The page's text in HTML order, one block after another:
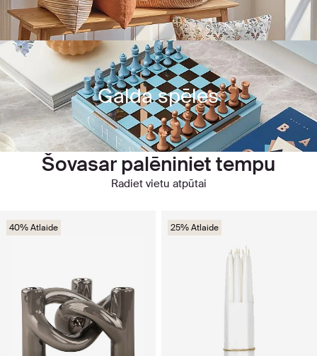
40% Atlaide 25% Atlaide
Galda spēles
Šovasar palēniniet tempu
Radiet vietu atpūtai